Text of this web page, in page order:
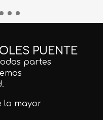
PUENTE
partes
la mayor